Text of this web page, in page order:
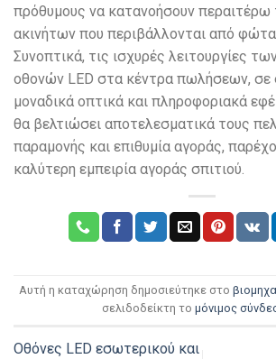
πρόθυμους να κατανοήσουν περαιτέρω
ακινήτων που περιβάλλονται από φώτα
Συνοπτικά, τις ισχυρές λειτουργίες
οθονών LED στα κέντρα πωλήσεων, σε
μοναδικά οπτικά και πληροφοριακά
θα βελτιώσει αποτελεσματικά τους
παραμονής και επιθυμία αγοράς,
καλύτερη εμπειρία αγοράς σπιτιού.
Αυτή η καταχώρηση δημοσιεύτηκε στο
σελιδοδείκτη το μόνιμος
Οθόνες LED εσωτερικού και